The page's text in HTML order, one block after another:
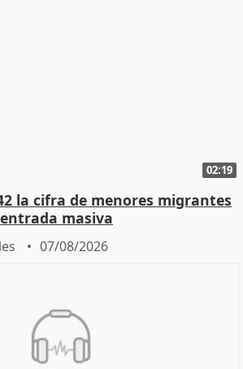
02:19
la cifra de menores migrantes
masiva
07/08/2026